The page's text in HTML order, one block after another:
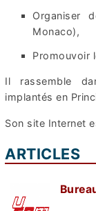
Organiser
Monaco),
Promouvoir
Il rassemble
implantés en
Son site Internet
ARTICLES